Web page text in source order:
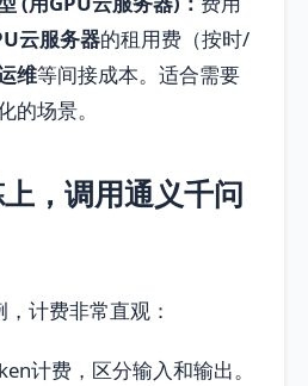
云服务器的租用费（按时/
维等间接成本。适合需要
的场景。
，调用通义千问
计费非常直观：
计费，区分输入和输出。